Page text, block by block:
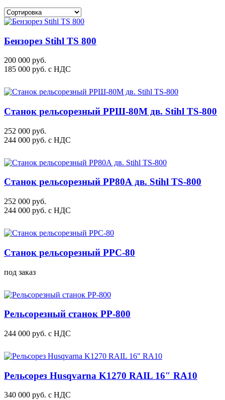
Бензорез Stihl TS 800
200 000 руб.
185 000 руб. с НДС
Станок рельсорезный РРШ-80М дв. Stihl TS-800
252 000 руб.
244 000 руб. с НДС
Станок рельсорезный РР80А дв. Stihl TS-800
252 000 руб.
244 000 руб. с НДС
Станок рельсорезный РРС-80
под заказ
Рельсорезный станок РР-800
244 000 руб. с НДС
Рельсорез Husqvarna K1270 RAIL 16″ RA10
340 000 руб. с НДС